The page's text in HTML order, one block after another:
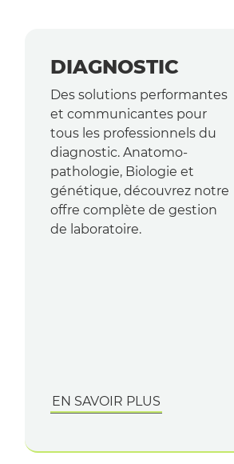
DIAGNOSTIC
Des solutions performantes
et communicantes pour
tous les professionnels du
diagnostic. Anatomo-
pathologie, Biologie et
génétique, découvrez notre
offre complète de gestion
de laboratoire.
EN SAVOIR PLUS